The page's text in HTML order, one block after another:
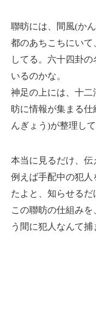
聯昉には、間風(か
都のあちこちにい
してる。六十四卦
いるのかな。
神足の上には、十
昉に情報が集まる
んぎょう)が整理して
本当に見るだけ、伝
例えば手配中の犯人
たよと、知らせるだ
この聯昉の仕組み
う間に犯人なんて